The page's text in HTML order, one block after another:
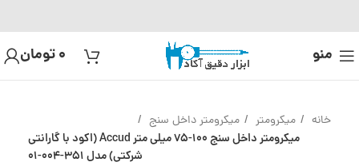
منو 0تومان
خانه میکرومتر میکرومتر داخل سنج
میکرومتر داخل سنج 100-75 میلی متر Accud (اکود با گارانتی
شرکتی) مدل 351-004-01